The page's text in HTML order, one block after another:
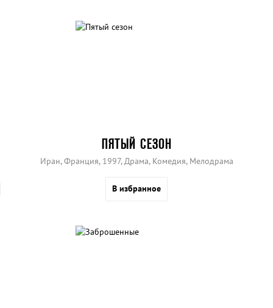
ПЯТЫЙ СЕЗОН
Иран, Франция, 1997, Драма, Комедия, Мелодрама
В избранное